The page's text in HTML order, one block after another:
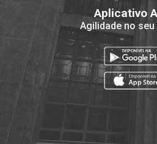
Aplicativo
Agilidade no seu